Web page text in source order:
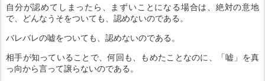
自分が認めてしまったら、まずいことになる場合は、絶対の意地
で、どんなうそをついても、認めないのである。
バレバレの嘘をついても、認めないのである。
相手が知っていることで、何回も、もめたことなのに、「嘘」を真
っ向から言って譲らないのである。